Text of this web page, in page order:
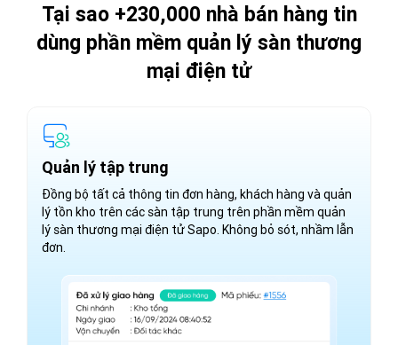
Tại sao +230,000 nhà bán hàng tin
dùng phần mềm quản lý sàn thương
mại điện tử
Quản lý tập trung
Đồng bộ tất cả thông tin đơn hàng, khách hàng và quản
lý tồn kho trên các sàn tập trung trên phần mềm quản
lý sàn thương mại điện tử Sapo. Không bỏ sót, nhầm lẫn
đơn.